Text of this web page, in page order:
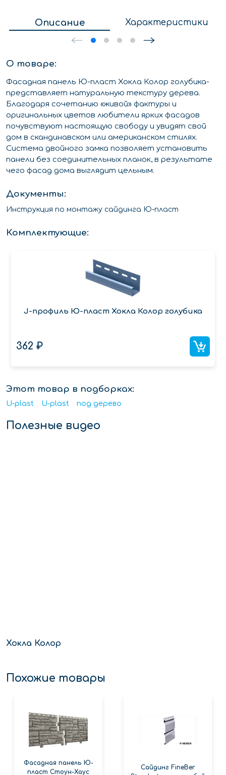
Описание Характеристики
О товаре:
Фасадная панель Ю-пласт Хокла Колор голубика-
представляет натуральную текстуру дерева.
Благодаря сочетанию «живой» фактуры и
оригинальных цветов любители ярких фасадов
почувствуют настоящую свободу и увидят свой
дом в скандинавском или американском стилях.
Система двойного замка позволяет установить
панели без соединительных планок, в результате
чего фасад дома выглядит цельным.
Документы:
Инструкция по монтажу сайдинга Ю-пласт
Комплектующие:
J-профиль Ю-пласт Хокла Колор голубика
362 ₽
Этот товар в подборках:
U-plast U-plast под дерево
Полезные видео
Хокла Колор
Похожие товары
Фасадная панель Ю-
пласт Стоун-Хаус
Сайдинг FineBer